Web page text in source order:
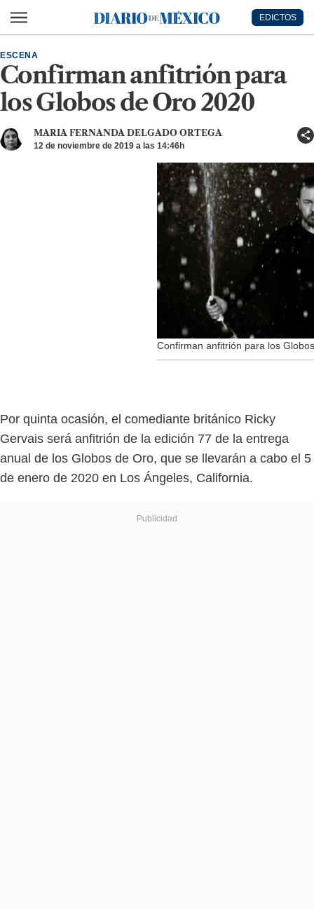
Diario de México
EDICTOS
Confirman anfitrión para
los Globos de Oro 2020
ESCENA
MARIA FERNANDA DELGADO ORTEGA
12 de noviembre de 2019 a las 14:46h
Confirman anfitrión para los
Por quinta ocasión, el comediante británico Ricky
Gervais será anfitrión de la edición 77 de la entrega
anual de los Globos de Oro, que se llevarán a cabo el 5
de enero de 2020 en Los Ángeles, California.